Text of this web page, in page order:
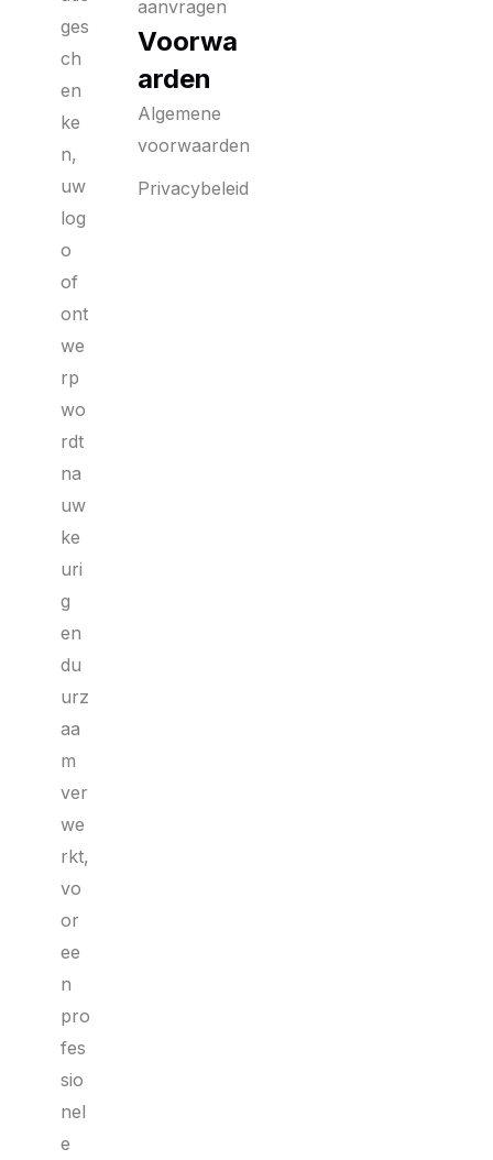
ges
ch
en
ke
n,
uw
log
o
of
ont
we
rp
wo
rdt
na
uw
ke
uri
g
en
du
urz
aa
m
ver
we
rkt,
vo
or
ee
n
pro
fes
sio
nel
e
aanvragen
Voorwa
arden
Algemene
voorwaarden
Privacybeleid